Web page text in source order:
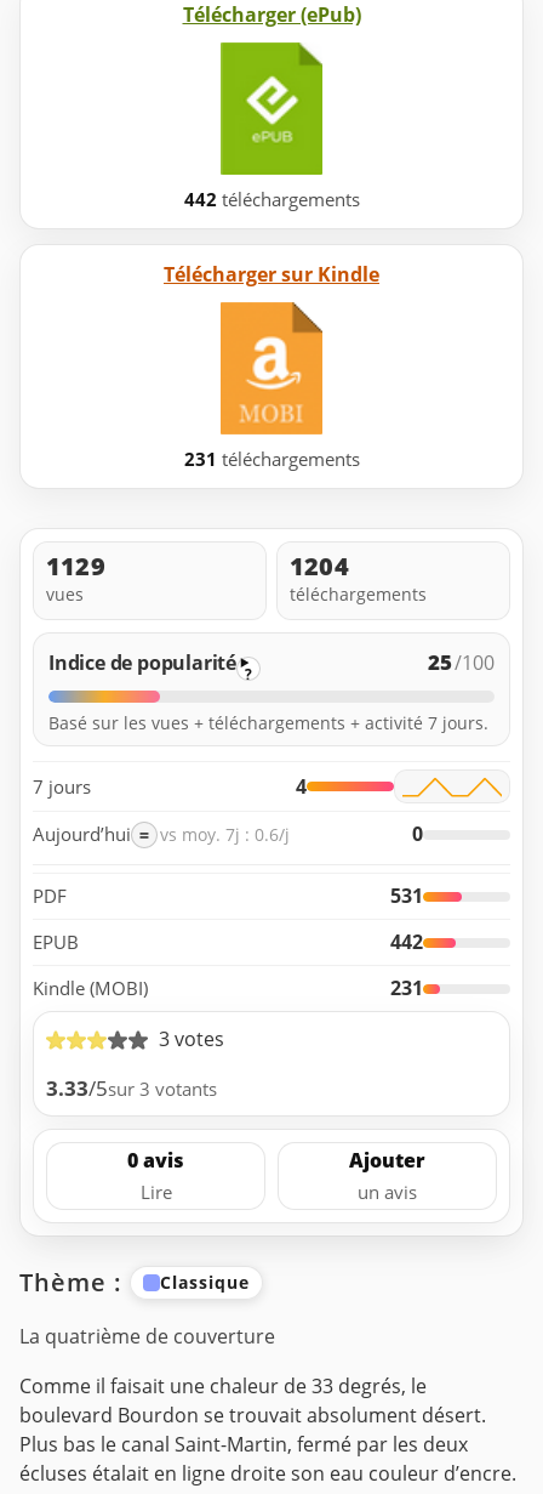
Télécharger (ePub)
442 téléchargements
Télécharger sur Kindle
231 téléchargements
1129
vues
1204
téléchargements
Indice de popularité ? 25/100
Basé sur les vues + téléchargements + activité 7 jours.
7 jours 4
Aujourd’hui = vs moy. 7j : 0.6/j 0
PDF 531
EPUB 442
Kindle (MOBI)
231
3 votes
3.33/5sur 3 votants
0 avis
Lire
Ajouter
un avis
Thème : Classique
La quatrième de couverture
Comme il faisait une chaleur de 33 degrés, le
boulevard Bourdon se trouvait absolument désert.
Plus bas le canal Saint-Martin, fermé par les deux
écluses étalait en ligne droite son eau couleur d’encre.